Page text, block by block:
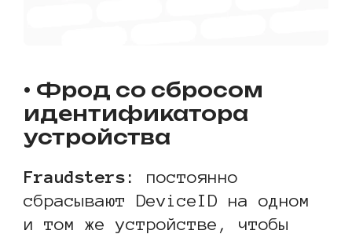
• Фрод со сбросом
идентификатора
устройства
Fraudsters: постоянно
сбрасывают DeviceID на одном
и том же устройстве, чтобы